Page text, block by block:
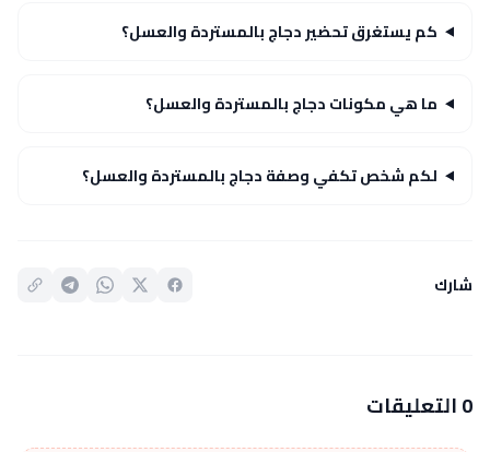
كم يستغرق تحضير دجاج بالمستردة والعسل؟
ما هي مكونات دجاج بالمستردة والعسل؟
لكم شخص تكفي وصفة دجاج بالمستردة والعسل؟
شارك
0 التعليقات